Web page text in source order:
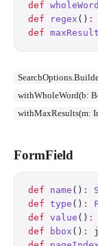
def wholeWord
def regex () :
def
withWholeWord(b:
withMaxResults(m:
FormField
def name () :
def type () :
def value () :
def bbox () :